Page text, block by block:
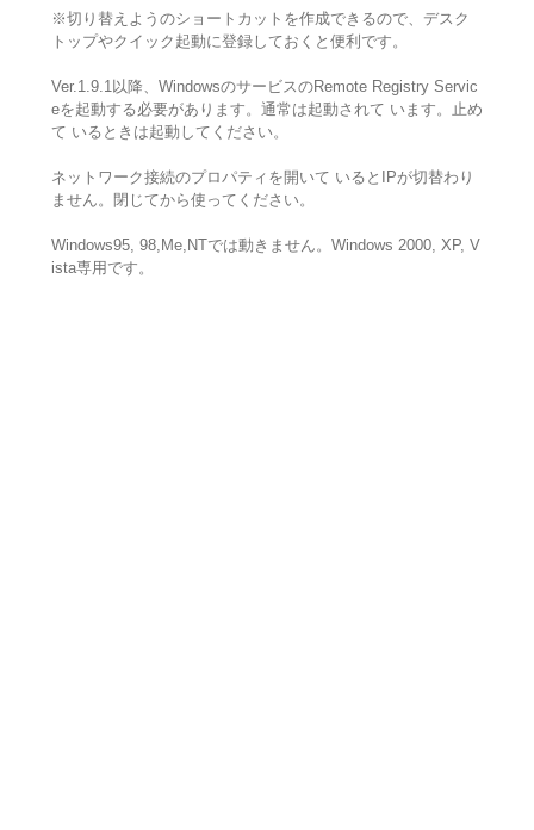
※切り替えようのショートカットを作成できるので、デスク
トップやクイック起動に登録しておくと便利です。
Ver.1.9.1以降、WindowsのサービスのRemote Registry Servic
eを起動する必要があります。通常は起動されて います。止め
て いるときは起動してください。
ネットワーク接続のプロパティを開いて いるとIPが切替わり
ません。閉じてから使ってください。
Windows95, 98,Me,NTでは動きません。Windows 2000, XP, V
ista専用です。